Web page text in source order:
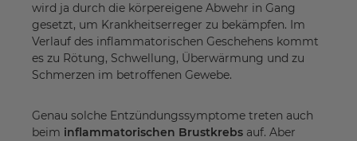
wird ja durch die körpereigene Abwehr in Gang
gesetzt, um Krankheitserreger zu bekämpfen. Im
Verlauf des inflammatorischen Geschehens kommt
es zu Rötung, Schwellung, Überwärmung und zu
Schmerzen im betroffenen Gewebe.
Genau solche Entzündungssymptome treten auch
beim inflammatorischen Brustkrebs auf. Aber